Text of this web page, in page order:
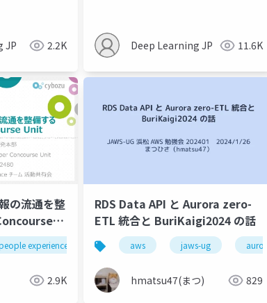
JP 2.2K Deep Learning JP 11.6K
の流通を整
experience
2.9K
RDS Data API と Aurora zero-
ETL 統合と BuriKaigi2024 の話
aws jaws-ug aurora
hmatsu47(まつ) 829